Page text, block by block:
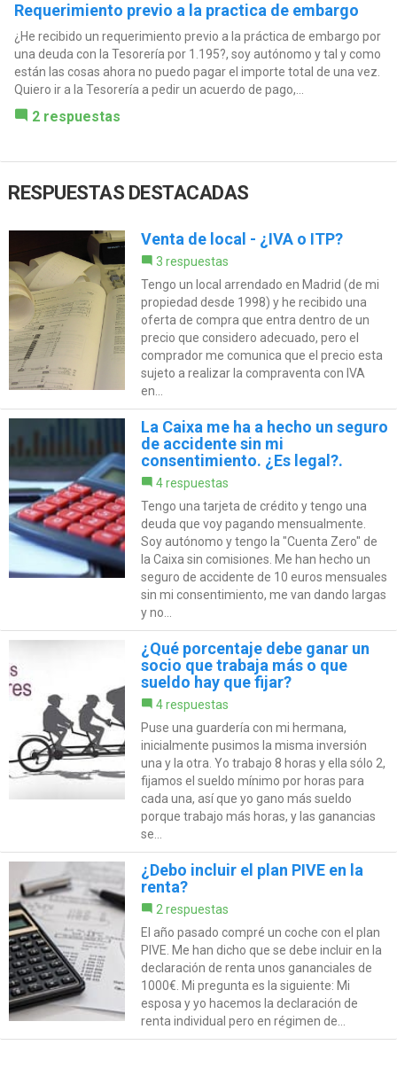
Requerimiento previo a la practica de embargo
¿He recibido un requerimiento previo a la práctica de embargo por
una deuda con la Tesorería por 1.195?, soy autónomo y tal y como
están las cosas ahora no puedo pagar el importe total de una vez.
Quiero ir a la Tesorería a pedir un acuerdo de pago,...
2 respuestas
RESPUESTAS DESTACADAS
Venta de local - ¿IVA o ITP?
3 respuestas
Tengo un local arrendado en Madrid (de mi
propiedad desde 1998) y he recibido una
oferta de compra que entra dentro de un
precio que considero adecuado, pero el
comprador me comunica que el precio esta
sujeto a realizar la compraventa con IVA
en...
La Caixa me ha a hecho un seguro
de accidente sin mi
consentimiento. ¿Es legal?.
4 respuestas
Tengo una tarjeta de crédito y tengo una
deuda que voy pagando mensualmente.
Soy autónomo y tengo la "Cuenta Zero" de
la Caixa sin comisiones. Me han hecho un
seguro de accidente de 10 euros mensuales
sin mi consentimiento, me van dando largas
y no...
¿Qué porcentaje debe ganar un
socio que trabaja más o que
sueldo hay que fijar?
4 respuestas
Puse una guardería con mi hermana,
inicialmente pusimos la misma inversión
una y la otra. Yo trabajo 8 horas y ella sólo 2,
fijamos el sueldo mínimo por horas para
cada una, así que yo gano más sueldo
porque trabajo más horas, y las ganancias
se...
¿Debo incluir el plan PIVE en la
renta?
2 respuestas
El año pasado compré un coche con el plan
PIVE. Me han dicho que se debe incluir en la
declaración de renta unos gananciales de
1000€. Mi pregunta es la siguiente: Mi
esposa y yo hacemos la declaración de
renta individual pero en régimen de...